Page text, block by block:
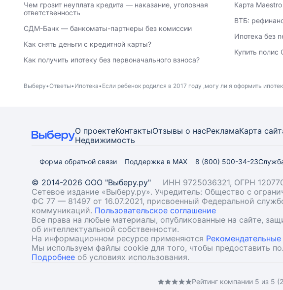
Чем грозит неуплата кредита — наказание, уголовная
ответственность
СДМ-Банк — банкоматы-партнеры без комиссии
Как снять деньги с кредитной карты?
Как получить ипотеку без первоначального взноса?
Карта
ВТБ:
Ипотека без
Купить
Выберу Ответы Ипотека Если ребенок родился в 2017 году ,могу ли я оформить
О проектеКонтактыОтзывы о насРекламаКарта
Недвижимость
Форма обратной связи Поддержка в MAX 8 (800) 500-34-23
© 2014-2026 ООО "Выберу.ру"
ИНН 9725036321, ОГРН
Сетевое издание «Выберу.ру». Учредитель: Общество с
ФС 77 — 81497 от 16.07.2021, присвоенный Федеральной
коммуникаций. Пользовательское соглашение
Все права на любые материалы, опубликованные на сайте,
об интеллектуальной собственности.
На информационном ресурсе применяются Рекомендательные
Мы используем файлы cookie для того, чтобы предоставить
Подробнее об условиях использования.
Рейтинг компании 5 из 5